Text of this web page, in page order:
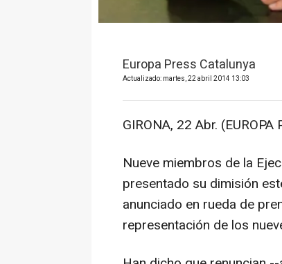
Europa Press Catalunya
Actualizado: martes, 22 abril 2014 13:03
GIRONA, 22 Abr. (EUROPA
Nueve miembros de la
presentado su dimisión
anunciado en rueda de
representación de los